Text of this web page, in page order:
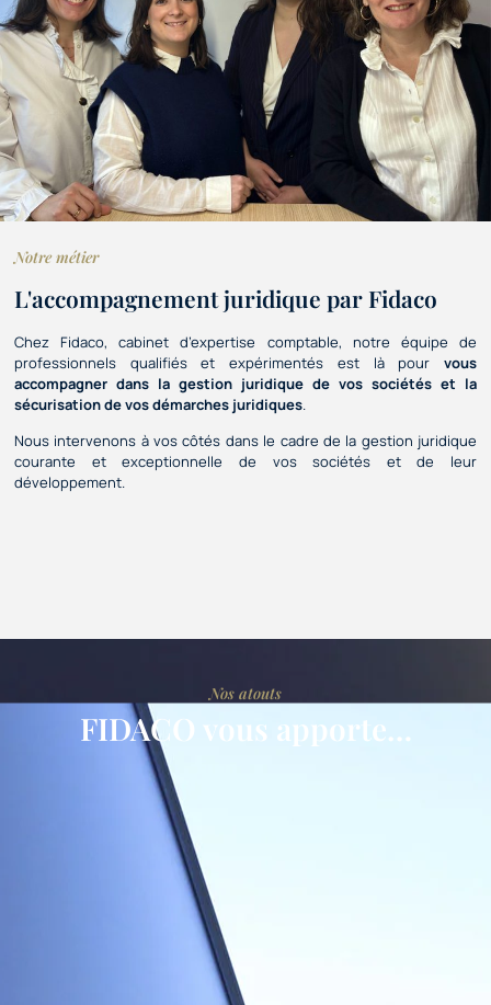
Notre métier
L'accompagnement juridique par Fidaco
Chez Fidaco, cabinet d’expertise comptable, notre équipe de
professionnels qualifiés et expérimentés est là pour vous
accompagner dans la gestion juridique de vos sociétés et la
sécurisation de vos démarches juridiques.
Nous intervenons à vos côtés dans le cadre de la gestion juridique
courante et exceptionnelle de vos sociétés et de leur
développement.
Nos atouts
FIDACO vous apporte…